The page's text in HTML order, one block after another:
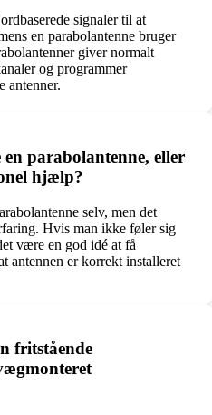
signaler til at
en parabolantenne bruger
giver normalt
og programmer
antenner.
parabolantenne, eller
hjælp?
selv, men det
Hvis man ikke føler sig
være en god idé at få
antennen er korrekt installeret
fritstående